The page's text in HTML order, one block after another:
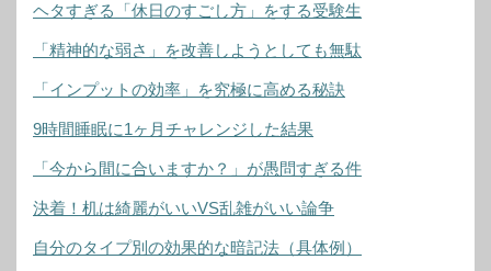
ヘタすぎる「休日のすごし方」をする受験生
「精神的な弱さ」を改善しようとしても無駄
「インプットの効率」を究極に高める秘訣
9時間睡眠に1ヶ月チャレンジした結果
「今から間に合いますか？」が愚問すぎる件
決着！机は綺麗がいいVS乱雑がいい論争
自分のタイプ別の効果的な暗記法（具体例）